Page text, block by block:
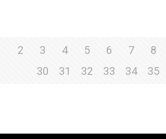
2 3 4 5 6 7 8
30
31 32 33 34 35